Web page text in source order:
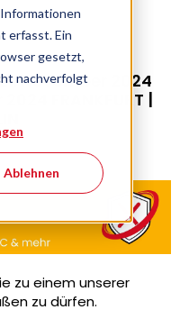
erfasst. Ein
gesetzt,
nachverfolgt
Ablehnen
November 2024
FRANKFURT |
zu einem unserer
zu dürfen.